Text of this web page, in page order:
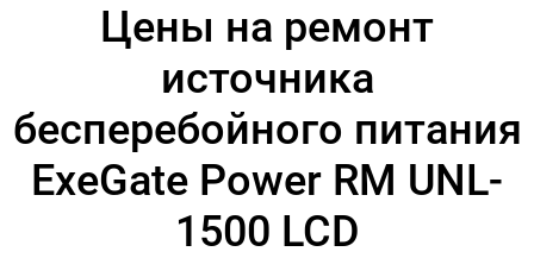
Цены на ремонт
источника
бесперебойного питания
ExeGate Power RM UNL-
1500 LCD